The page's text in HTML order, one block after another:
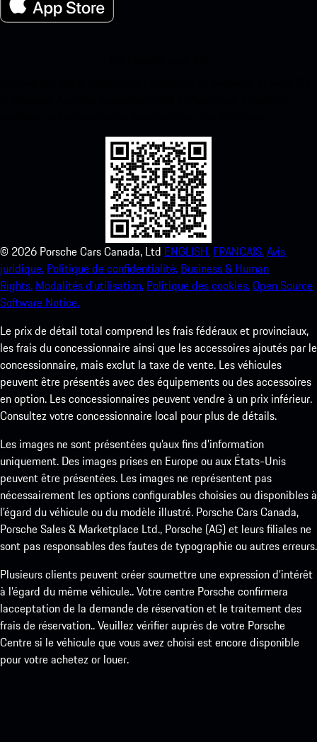
© 2026 Porsche Cars Canada, Ltd ENGLISH. FRANCAIS.Avis
juridique. Politique de confidentialité. Business & Human
Rights. Modalités d’utilisation. Politique des cookies.Open Source
Software Notice.
Le prix de détail total comprend les frais fédéraux et provinciaux,
les frais du concessionnaire ainsi que les accessoires ajoutés par le
concessionnaire, mais exclut la taxe de vente. Les véhicules
peuvent être présentés avec des équipements ou des accessoires
en option. Les concessionnaires peuvent vendre à un prix inférieur.
Consultez votre concessionnaire local pour plus de détails.
Les images ne sont présentées qu’aux fins d’information
uniquement. Des images prises en Europe ou aux États-Unis
peuvent être présentées. Les images ne représentent pas
nécessairement les options configurables choisies ou disponibles à
l’égard du véhicule ou du modèle illustré. Porsche Cars Canada,
Porsche Sales & Marketplace Ltd., Porsche (AG) et leurs filiales ne
sont pas responsables des fautes de typographie ou autres erreurs.
Plusieurs clients peuvent créer soumettre une expression d’intérêt
à l’égard du même véhicule.. Votre centre Porsche confirmera
lacceptation de la demande de réservation et le traitement des
frais de réservation.. Veuillez vérifier auprès de votre Porsche
Centre si le véhicule que vous avez choisi est encore disponible
pour votre achetez or louer.